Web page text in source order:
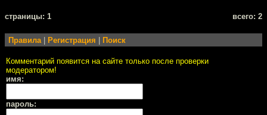
cтраницы: 1 всего: 2
Правила Регистрация Поиск
Комментарий появится на сайте только после проверки
модератором!
имя:
пароль: